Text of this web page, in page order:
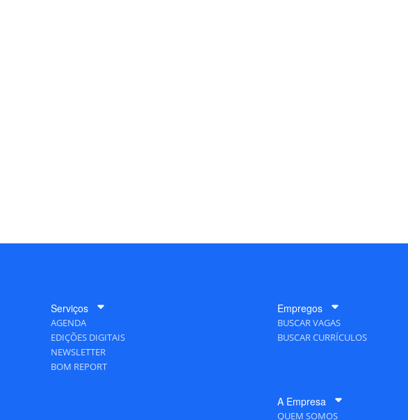
Serviços
AGENDA
EDIÇÕES DIGITAIS
NEWSLETTER
BOM REPORT
Empregos
BUSCAR VAGAS
BUSCAR CURRÍCULOS
A Empresa
QUEM SOMOS